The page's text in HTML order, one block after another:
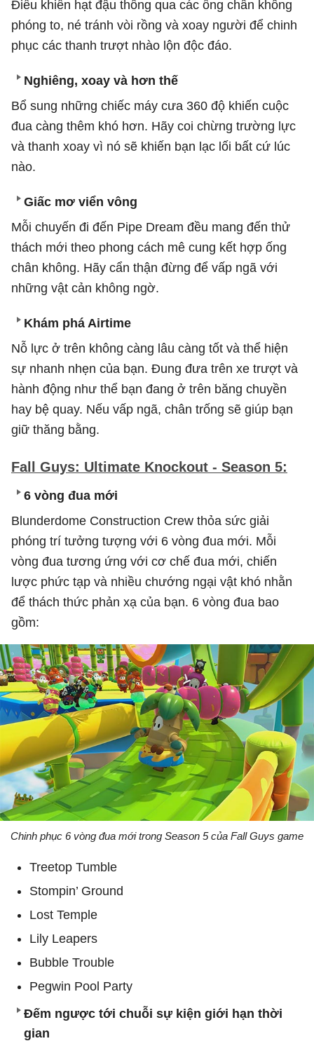
Điều khiển hạt đậu thông qua các ống chân không
phóng to, né tránh vòi rồng và xoay người để chinh
phục các thanh trượt nhào lộn độc đáo.
Nghiêng, xoay và hơn thế
Bổ sung những chiếc máy cưa 360 độ khiến cuộc
đua càng thêm khó hơn. Hãy coi chừng trường lực
và thanh xoay vì nó sẽ khiến bạn lạc lối bất cứ lúc
nào.
Giấc mơ viển vông
Mỗi chuyến đi đến Pipe Dream đều mang đến thử
thách mới theo phong cách mê cung kết hợp ống
chân không. Hãy cẩn thận đừng để vấp ngã với
những vật cản không ngờ.
Khám phá Airtime
Nỗ lực ở trên không càng lâu càng tốt và thể hiện
sự nhanh nhẹn của bạn. Đung đưa trên xe trượt và
hành động như thể bạn đang ở trên băng chuyền
hay bệ quay. Nếu vấp ngã, chân trống sẽ giúp bạn
giữ thăng bằng.
Fall Guys: Ultimate Knockout - Season 5:
6 vòng đua mới
Blunderdome Construction Crew thỏa sức giải
phóng trí tưởng tượng với 6 vòng đua mới. Mỗi
vòng đua tương ứng với cơ chế đua mới, chiến
lược phức tạp và nhiều chướng ngại vật khó nhằn
để thách thức phản xạ của bạn. 6 vòng đua bao
gồm:
Chinh phục 6 vòng đua mới trong Season 5 của Fall Guys game
Treetop Tumble
Stompin’ Ground
Lost Temple
Lily Leapers
Bubble Trouble
Pegwin Pool Party
Đếm ngược tới chuỗi sự kiện giới hạn thời
gian